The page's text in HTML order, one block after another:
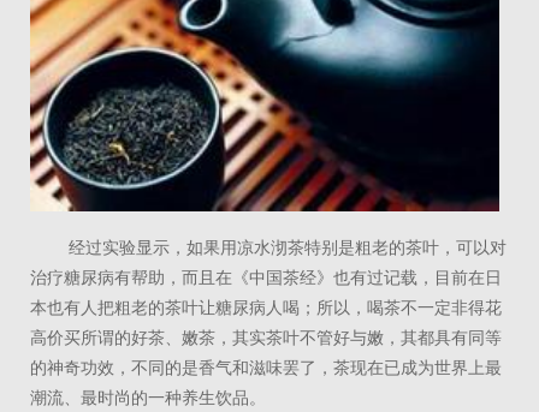
经过实验显示，如果用凉水沏茶特别是粗老的茶叶，可以对
治疗糖尿病有帮助，而且在《中国茶经》也有过记载，目前在日
本也有人把粗老的茶叶让糖尿病人喝；所以，喝茶不一定非得花
高价买所谓的好茶、嫩茶，其实茶叶不管好与嫩，其都具有同等
的神奇功效，不同的是香气和滋味罢了，茶现在已成为世界上最
潮流、最时尚的一种养生饮品。